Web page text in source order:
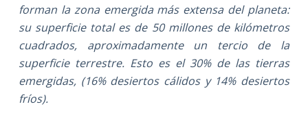
forman la zona emergida más extensa del planeta:
su superficie total es de 50 millones de kilómetros
cuadrados, aproximadamente un tercio de la
superficie terrestre. Esto es el 30% de las tierras
emergidas, (16% desiertos cálidos y 14% desiertos
fríos).